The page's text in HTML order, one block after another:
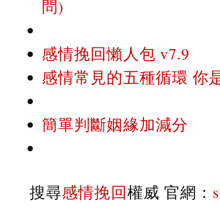
問)
感情挽回懶人包 v7.9
感情常見的五種循環 你
簡單判斷姻緣加減分
搜尋感情挽回權威 官網：